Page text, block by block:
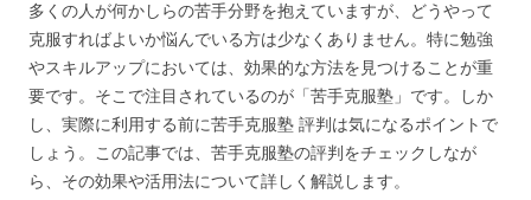
多くの人が何かしらの苦手分野を抱えていますが、どうやって
克服すればよいか悩んでいる方は少なくありません。特に勉強
やスキルアップにおいては、効果的な方法を見つけることが重
要です。そこで注目されているのが「苦手克服塾」です。しか
し、実際に利用する前に苦手克服塾 評判は気になるポイントで
しょう。この記事では、苦手克服塾の評判をチェックしなが
ら、その効果や活用法について詳しく解説します。